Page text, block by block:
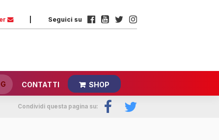
Seguici su
CONTATTI SHOP
Condividi questa pagina su: